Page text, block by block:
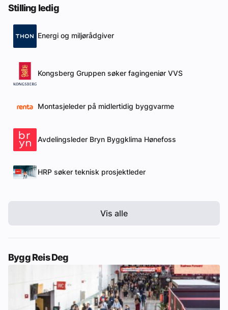
Stilling ledig
Energi og miljørådgiver
Kongsberg Gruppen søker fagingeniør VVS
Montasjeleder på midlertidig byggvarme
Avdelingsleder Bryn Byggklima Hønefoss
HRP søker teknisk prosjektleder
Vis alle
Bygg Reis Deg